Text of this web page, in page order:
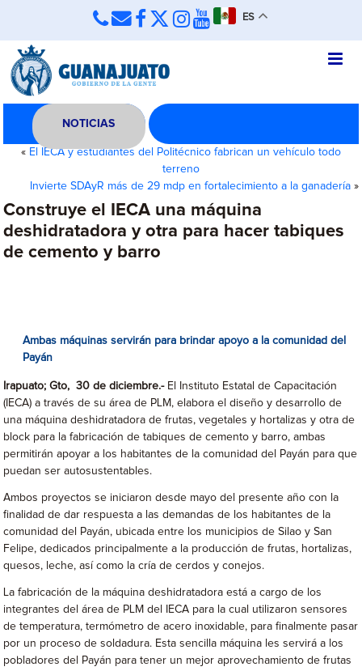
ES
NOTICIAS
« El IECA y estudiantes del Politécnico fabrican un vehículo todo
terreno
Invierte SDAyR más de 29 mdp en fortalecimiento a la ganadería»
Construye el IECA una máquina
deshidratadora y otra para hacer tabiques
de cemento y barro
Ambas máquinas servirán para brindar apoyo a la comunidad del
Payán
Irapuato; Gto, 30 de diciembre.- El Instituto Estatal de Capacitación
(IECA) a través de su área de PLM, elabora el diseño y desarrollo de
una máquina deshidratadora de frutas, vegetales y hortalizas y otra de
block para la fabricación de tabiques de cemento y barro, ambas
permitirán apoyar a los habitantes de la comunidad del Payán para que
puedan ser autosustentables.
Ambos proyectos se iniciaron desde mayo del presente año con la
finalidad de dar respuesta a las demandas de los habitantes de la
comunidad del Payán, ubicada entre los municipios de Silao y San
Felipe, dedicados principalmente a la producción de frutas, hortalizas,
quesos, leche, así como la cría de cerdos y conejos.
La fabricación de la máquina deshidratadora está a cargo de los
integrantes del área de PLM del IECA para la cual utilizaron sensores
de temperatura, termómetro de acero inoxidable, para finalmente pasar
por un proceso de soldadura. Esta sencilla máquina les servirá a los
pobladores del Payán para tener un mejor aprovechamiento de frutas